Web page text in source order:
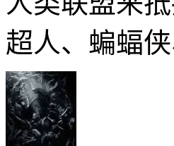
超人、蝙蝠